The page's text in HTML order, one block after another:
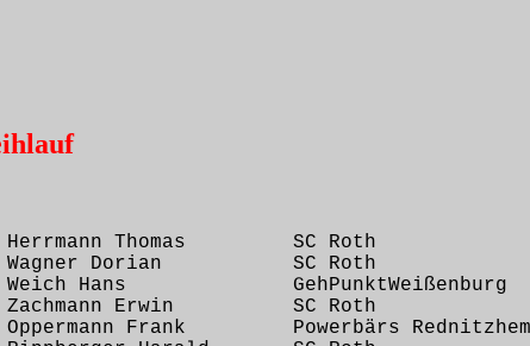
Thomas SC Roth
Wagner Dorian SC Roth
Hans GehPunktWeißenburg
Erwin SC Roth
Frank Powerbärs